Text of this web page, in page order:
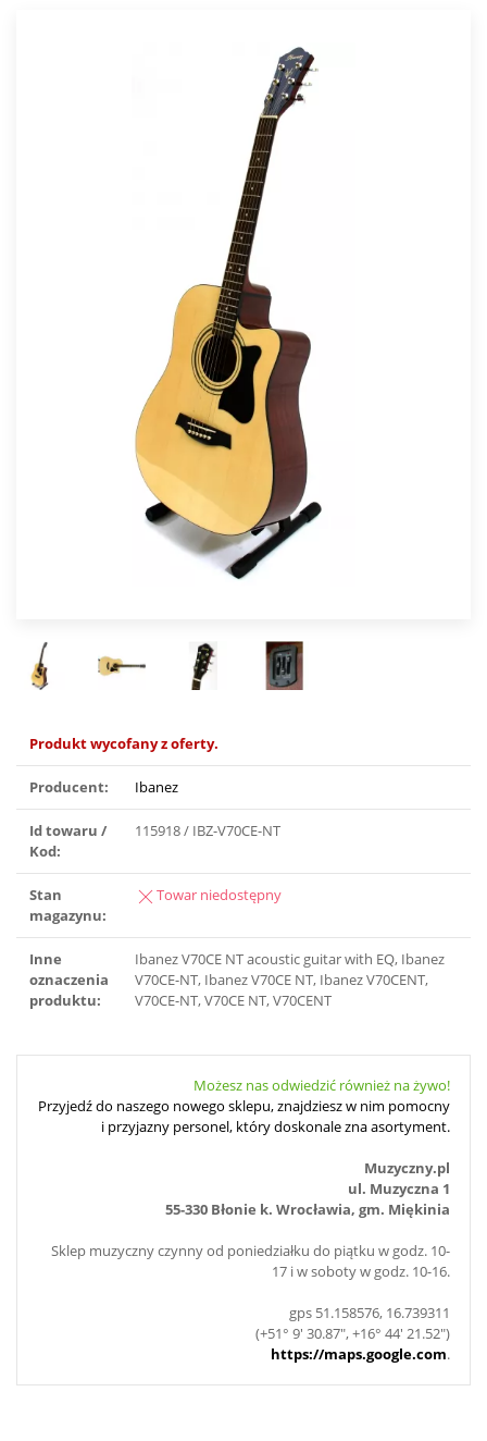
Produkt wycofany z oferty.
Producent: Ibanez
Id towaru /
Kod:
115918 / IBZ-V70CE-NT
Stan
magazynu:
Towar niedostępny
Inne
oznaczenia
produktu:
Ibanez V70CE NT acoustic guitar with EQ, Ibanez
V70CE-NT, Ibanez V70CE NT, Ibanez V70CENT,
V70CE-NT, V70CE NT, V70CENT
Możesz nas odwiedzić również na żywo!
Przyjedź do naszego nowego sklepu, znajdziesz w nim pomocny
i przyjazny personel, który doskonale zna asortyment.
Muzyczny.pl
ul. Muzyczna 1
55-330 Błonie k. Wrocławia, gm. Miękinia
Sklep muzyczny czynny od poniedziałku do piątku w godz. 10-
17 i w soboty w godz. 10-16.
gps 51.158576, 16.739311
(+51° 9' 30.87", +16° 44' 21.52")
https://maps.google.com.